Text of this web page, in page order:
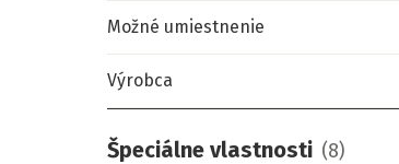
Možné umiestnenie
Výrobca
Špeciálne vlastnosti (8)